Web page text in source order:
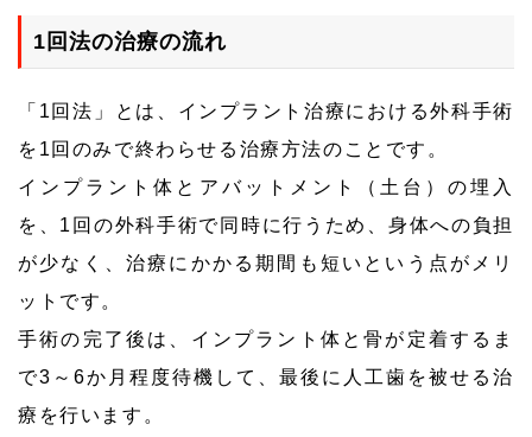
1回法の治療の流れ
「1回法」とは、インプラント治療における外科手術
を1回のみで終わらせる治療方法のことです。
インプラント体とアバットメント（土台）の埋入
を、1回の外科手術で同時に行うため、身体への負担
が少なく、治療にかかる期間も短いという点がメリ
ットです。
手術の完了後は、インプラント体と骨が定着するま
で3～6か月程度待機して、最後に人工歯を被せる治
療を行います。